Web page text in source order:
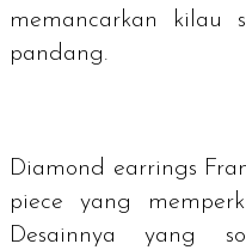
memancarkan kilau
pandang.
Diamond earrings
piece yang
Desainnya yang